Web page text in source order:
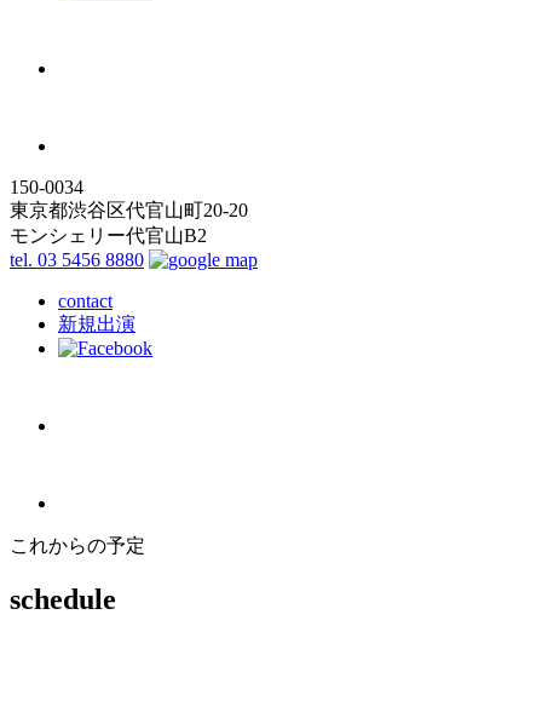
150-0034
東京都渋谷区代官山町20-20
モンシェリー代官山B2
tel. 03 5456 8880
contact
新規出演
これからの予定
schedule